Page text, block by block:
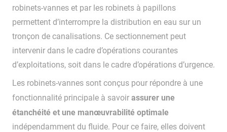
robinets-vannes et par les robinets à papillons
permettent d’interrompre la distribution en eau sur un
tronçon de canalisations. Ce sectionnement peut
intervenir dans le cadre d’opérations courantes
d’exploitations, soit dans le cadre d’opérations d’urgence.
Les robinets-vannes sont conçus pour répondre à une
fonctionnalité principale à savoir assurer une
étanchéité et une manœuvrabilité optimale
indépendamment du fluide. Pour ce faire, elles doivent